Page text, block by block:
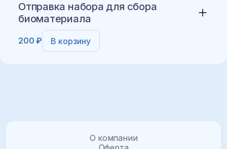
Отправка набора для сбора
биоматериала
200 ₽ В корзину
О компании